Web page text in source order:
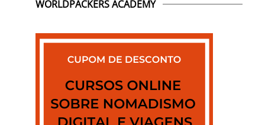
WORLDPACKERS ACADEMY